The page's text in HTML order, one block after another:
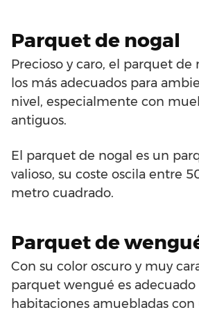
Parquet de nogal
Precioso y caro, el parquet de
los más adecuados para
nivel, especialmente con
antiguos.
El parquet de nogal es un
valioso, su coste oscila entre
metro cuadrado.
Parquet de
Con su color oscuro y muy
parquet wengué es adecuado
habitaciones amuebladas